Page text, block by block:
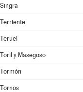
Singra
Terriente
Teruel
Toril y Masegoso
Tormón
Tornos